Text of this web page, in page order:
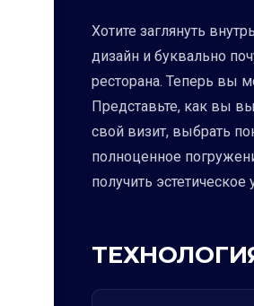
Хотите заглянуть
дизайн и буквально
ресторана. Теперь вы
Представьте, как вы
свой визит, выбрать
полноценное
получить